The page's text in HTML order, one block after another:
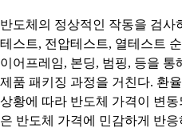
반도체의 정상적인 작동을 검사
테스트, 전압테스트, 열테스트
이어프레임, 본딩, 범핑, 등을
제품 패키징 과정을 거친다. 환
상황에 따라 반도체 가격이 변
은 반도체 가격에 민감하게 반